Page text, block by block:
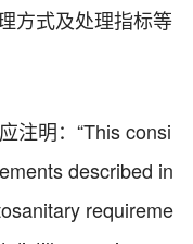
方式及处理指标等
注明：“This consi
described in
requireme